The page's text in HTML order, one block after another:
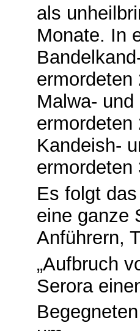
als
Monate. In
Malwa-
Kandeish-
ermordeten
Es folgt
eine ganze
Anführern,
„Aufbruch
Serora